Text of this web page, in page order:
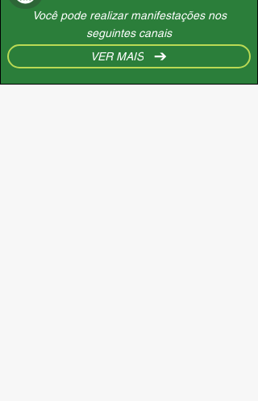
Você pode realizar manifestações nos
seguintes canais
VER MAIS